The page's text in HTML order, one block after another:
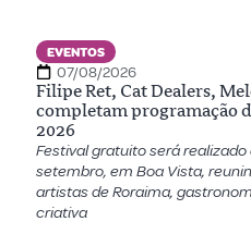
EVENTOS
07/08/2026
Filipe Ret, Cat Dealers,
completam programação
2026
Festival gratuito será
setembro, em Boa Vista,
artistas de Roraima,
criativa